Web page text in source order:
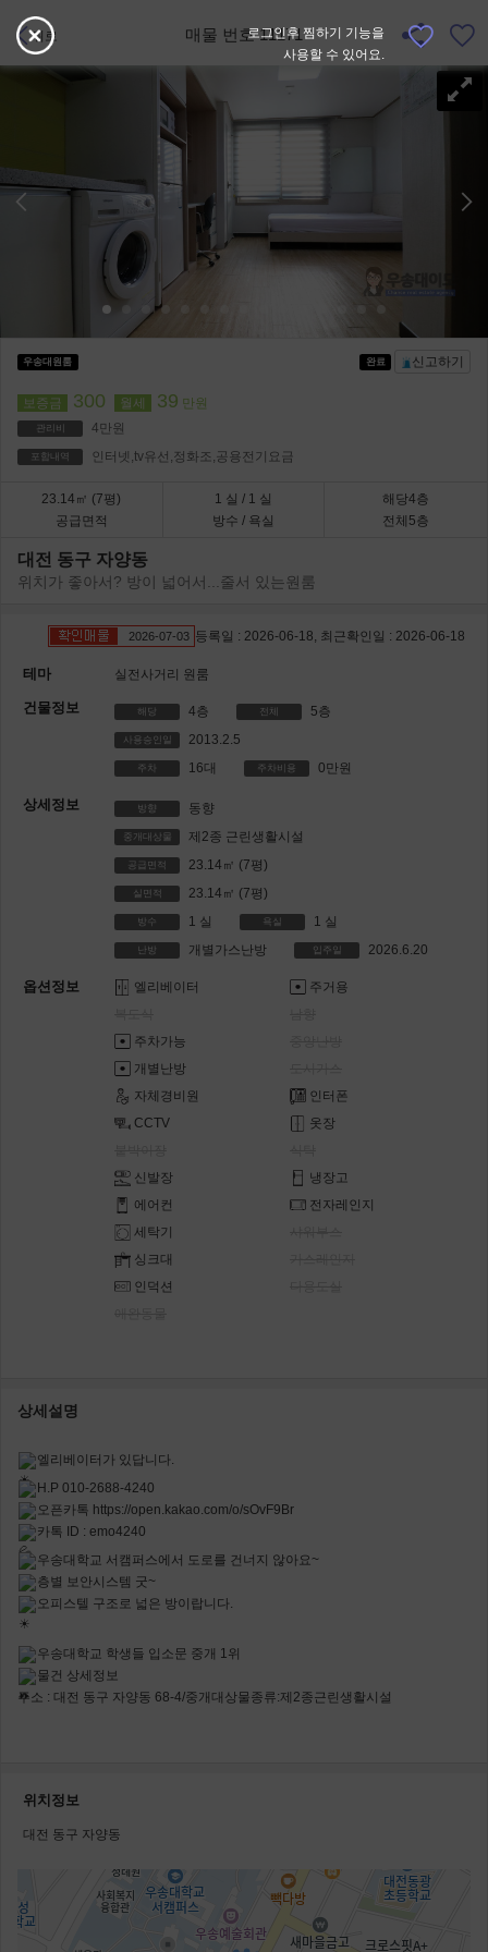
로그인후 찜하기 기능을
사용할 수 있어요.
매물 번호 11171
뒤로
완료 신고하기
우송대원룸
보증금 300 월세 39 만원
관리비 4만원
포함내역 인터넷,tv유선,정화조,공용전기요금
23.14㎡ (7평)
공급면적
1 실 / 1 실
방수 / 욕실
해당4층
전체5층
대전 동구 자양동
위치가 좋아서? 방이 넓어서...줄서 있는원룸
등록일 : 2026-06-18, 최근확인일 : 2026-06-18
2026-07-03
테마 실전사거리 원룸
건물정보 해당 4층 전체 5층
사용승인일 2013.2.5
주차 16대 주차비용 0만원
상세정보 방향 동향
중개대상물 제2종 근린생활시설
공급면적 23.14㎡ (7평)
실면적 23.14㎡ (7평)
방수 1 실 욕실 1 실
난방 개별가스난방 입주일 2026.6.20
옵션정보 엘리베이터
주거용
주차가능
개별난방
자체경비원
인터폰
CCTV
옷장
신발장
냉장고
에어컨
전자레인지
세탁기
싱크대
인덕션
상세설명
엘리베이터가 있답니다.
H.P 010-2688-4240
오픈카톡 https://open.kakao.com/o/sOvF9Br
카톡 ID : emo4240
우송대학교 서캠퍼스에서 도로를 건너지 않아요~
층별 보안시스템 굿~
오피스텔 구조로 넓은 방이랍니다.
우송대학교 학생들 입소문 중개 1위
물건 상세정보
주소 : 대전 동구 자양동 68-4/중개대상물종류:제2종근린생활시설
위치정보
대전 동구 자양동